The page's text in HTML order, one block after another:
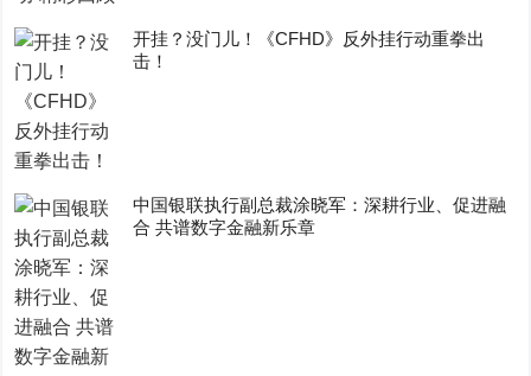
开挂？没门儿！《CFHD》反外挂行动重拳出
击！
中国银联执行副总裁涂晓军：深耕行业、促进融
合 共谱数字金融新乐章